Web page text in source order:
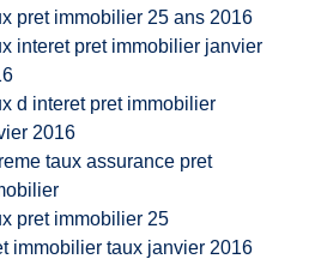
pret immobilier 25 ans 2016
interet pret immobilier janvier
d interet pret immobilier
2016
taux assurance pret
pret immobilier 25
immobilier taux janvier 2016